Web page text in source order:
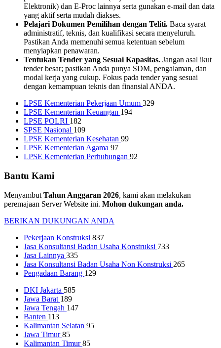
Elektronik) dan E-Proc lainnya serta gunakan e-mail dan data
yang aktif serta mudah diakses.
Pelajari Dokumen Pemilihan dengan Teliti. Baca syarat
administratif, teknis, dan kualifikasi secara menyeluruh.
Pastikan Anda memenuhi semua ketentuan sebelum
menyiapkan penawaran.
Tentukan Tender yang Sesuai Kapasitas. Jangan asal ikut
tender besar; pastikan Anda punya SDM, pengalaman, dan
modal kerja yang cukup. Fokus pada tender yang sesuai
dengan kemampuan teknis dan finansial ANDA.
LPSE Kementerian Pekerjaan Umum 329
LPSE Kementerian Keuangan 194
LPSE POLRI 182
SPSE Nasional 109
LPSE Kementerian Kesehatan 99
LPSE Kementerian Agama 97
LPSE Kementerian Perhubungan 92
Bantu Kami
Menyambut Tahun Anggaran 2026, kami akan melakukan
peremajaan Server Website ini. Mohon dukungan anda.
BERIKAN DUKUNGAN ANDA
Pekerjaan Konstruksi 837
Jasa Konsultansi Badan Usaha Konstruksi 733
Jasa Lainnya 335
Jasa Konsultansi Badan Usaha Non Konstruksi 265
Pengadaan Barang 129
DKI Jakarta 585
Jawa Barat 189
Jawa Tengah 147
Banten 113
Kalimantan Selatan 95
Jawa Timur85
Kalimantan Timur85